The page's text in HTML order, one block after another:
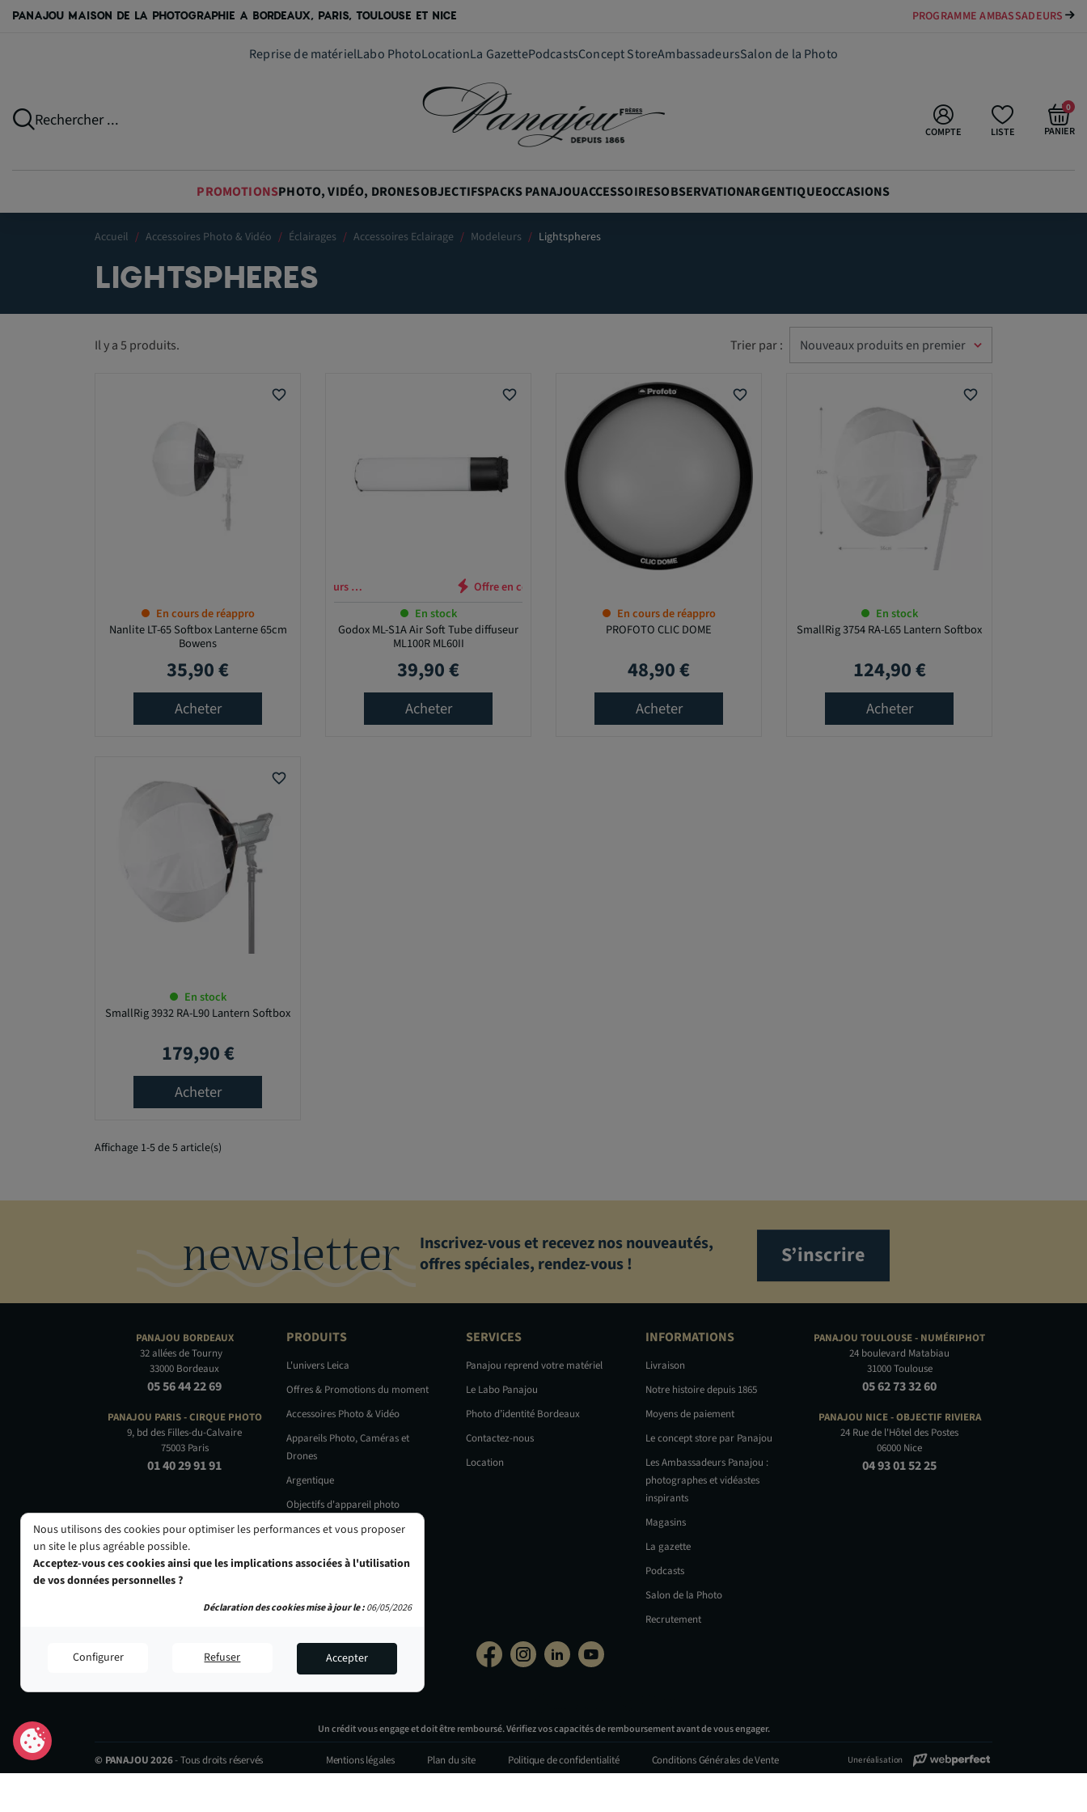
PANAJOU MAISON DE LA PHOTOGRAPHIE A BORDEAUX, PARIS, TOULOUSE ET NICE PROGRAMME AMBASSADEURS
Reprise de matérielLabo PhotoLocationLa GazettePodcastsConcept StoreAmbassadeursSalon de la Photo
Rechercher ...
LISTE
COMPTE PANIER
0
PROMOTIONSPHOTO, VIDÉO, DRONESOBJECTIFSPACKS PANAJOUACCESSOIRESOBSERVATIONARGENTIQUEOCCASIONS
Accueil Accessoires Photo & Vidéo Éclairages Accessoires Eclairage Modeleurs Lightspheres
LIGHTSPHERES
Il y a 5 produits. Trier par :
favorite_border
En cours de réappro
Nanlite LT-65 Softbox Lanterne 65cm
Bowens
Prix
35,90 €
Acheter
favorite_border
Offre en cours …
En stock
Godox ML-S1A Air Soft Tube diffuseur
ML100R ML60II
Prix
39,90 €
Acheter
favorite_border
En cours de réappro
PROFOTO CLIC DOME
Prix
48,90 €
Acheter
favorite_border
En stock
SmallRig 3754 RA-L65 Lantern Softbox
Prix
124,90 €
Acheter
favorite_border
En stock
SmallRig 3932 RA-L90 Lantern Softbox
Prix
179,90 €
Acheter
Affichage 1-5 de 5 article(s)
newsletter
Inscrivez-vous et recevez nos nouveautés,
offres spéciales, rendez-vous !
S’inscrire
PANAJOU BORDEAUX
32 allées de Tourny
33000 Bordeaux
05 56 44 22 69
PANAJOU PARIS -CIRQUE PHOTO
9, bd des Filles-du-Calvaire
75003 Paris
01 40 29 91 91
PRODUITS
L'univers Leica
Offres & Promotions du moment
Accessoires Photo & Vidéo
Appareils Photo, Caméras et
Drones
Argentique
Objectifs d'appareil photo
Occasions
SERVICES
Panajou reprend votre matériel
Le Labo Panajou
Photo d’identité Bordeaux
Contactez-nous
Location
INFORMATIONS
Livraison
Notre histoire depuis 1865
Moyens de paiement
Le concept store par Panajou
Les Ambassadeurs Panajou :
photographes et vidéastes
inspirants
Magasins
La gazette
Podcasts
Salon de la Photo
Recrutement
PANAJOU TOULOUSE - NUMÉRIPHOT
24 boulevard Matabiau
31000 Toulouse
05 62 73 32 60
PANAJOU NICE -OBJECTIF RIVIERA
24 Rue de l'Hôtel des Postes
06000 Nice
04 93 01 52 25
Un crédit vous engage et doit être remboursé. Vérifiez vos capacités de remboursement avant de vous engager.
© PANAJOU 2026- Tous droits réservés Mentions légales Plan du site Politique de confidentialité Conditions Générales de Vente Une réalisation
Nous utilisons des cookies pour optimiser les performances et vous proposer
un site le plus agréable possible.
Acceptez-vous ces cookies ainsi que les implications associées à l'utilisation
de vos données personnelles ?
Configurer Refuser Accepter
Déclaration des cookies mise à jour le :06/05/2026